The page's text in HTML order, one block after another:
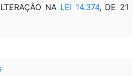
NA LEI 14.374, DE 21